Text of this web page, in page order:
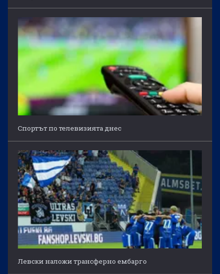
Спортът по телевизията днес
Левски наложи трансферно ембарго